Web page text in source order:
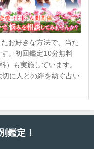
お好きな方法で、当た
。初回鑑定10分無料
）も実施しています。
に人との絆を紡ぐ占い
鑑定！